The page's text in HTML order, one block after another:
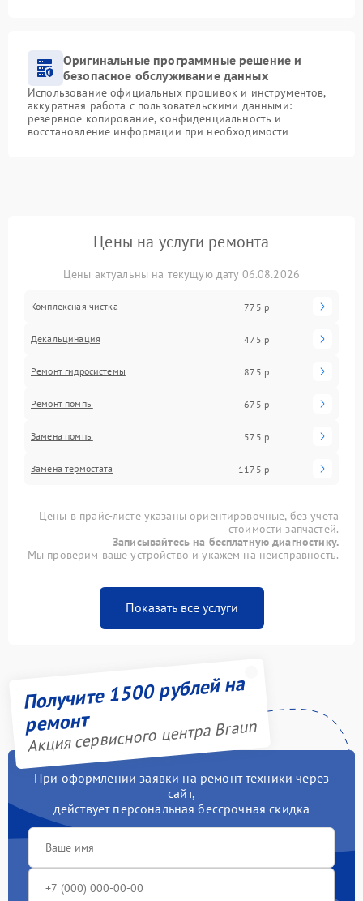
Оригинальные программные решение и
безопасное обслуживание данных
Использование официальных прошивок и инструментов,
аккуратная работа с пользовательскими данными:
резервное копирование, конфиденциальность и
восстановление информации при необходимости
Цены на услуги ремонта
Цены актуальны на текущую дату 06.08.2026
Комплексная чистка 775 р
Декальцинация 475 р
Ремонт гидросистемы 875 р
Ремонт помпы 675 р
Замена помпы 575 р
Замена термостата 1175 р
Цены в прайс-листе указаны ориентировочные, без учета
стоимости запчастей.
Записывайтесь на бесплатную диагностику.
Мы проверим ваше устройство и укажем на неисправность.
Показать все услуги
Получите 1500 рублей на
ремонт
Акция сервисного центра Braun
При оформлении заявки на ремонт техники через
сайт,
действует персональная бессрочная скидка